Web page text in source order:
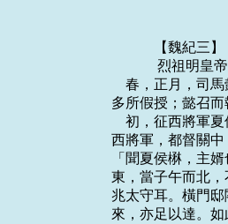
　　【魏紀三
　　 烈祖明
春，正月，司
多所假授；懿召而
初，征西將軍
西將軍，都督關
「聞夏侯楙，主
東，當子午而北
兆太守耳。橫門
來，亦足以達。